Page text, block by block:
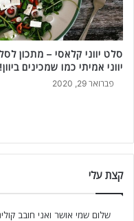
סלט יווני קלאסי – מתכון
יווני אמיתי כמו שמכינים ביוון!
פברואר 29, 2020
קצת עלי
שלום שמי אושר ואני חובב